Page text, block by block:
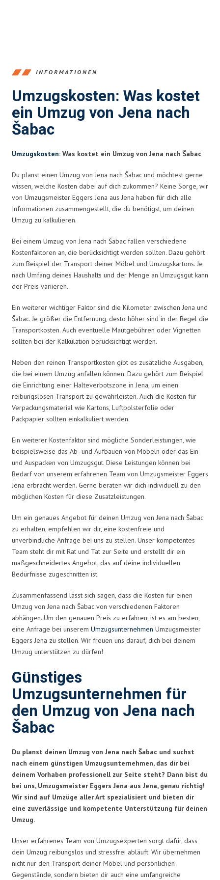
INFORMATIONEN
Umzugskosten: Was kostet
ein Umzug von Jena nach
Šabac
Umzugskosten: Was kostet ein Umzug von Jena nach Šabac
Du planst einen Umzug von Jena nach Šabac und möchtest gerne
wissen, welche Kosten dabei auf dich zukommen? Keine Sorge, wir
von Umzugsmeister Eggers Jena aus Jena haben für dich alle
Informationen zusammengestellt, die du benötigst, um deinen
Umzug zu kalkulieren.
Bei einem Umzug von Jena nach Šabac fallen verschiedene
Kostenfaktoren an, die berücksichtigt werden sollten. Dazu gehört
zum Beispiel der Transport deiner Möbel und Umzugskartons. Je
nach Umfang deines Haushalts und der Menge an Umzugsgut kann
der Preis variieren.
Ein weiterer wichtiger Faktor sind die Kilometer zwischen Jena und
Šabac. Je größer die Entfernung, desto höher sind in der Regel die
Transportkosten. Auch eventuelle Mautgebühren oder Vignetten
sollten bei der Kalkulation berücksichtigt werden.
Neben den reinen Transportkosten gibt es zusätzliche Ausgaben,
die bei einem Umzug anfallen können. Dazu gehört zum Beispiel
die Einrichtung einer Halteverbotszone in Jena, um einen
reibungslosen Transport zu gewährleisten. Auch die Kosten für
Verpackungsmaterial wie Kartons, Luftpolsterfolie oder
Packpapier sollten einkalkuliert werden.
Ein weiterer Kostenfaktor sind mögliche Sonderleistungen, wie
beispielsweise das Ab- und Aufbauen von Möbeln oder das Ein-
und Auspacken von Umzugsgut. Diese Leistungen können bei
Bedarf von unserem erfahrenen Team von Umzugsmeister Eggers
Jena erbracht werden. Gerne beraten wir dich individuell zu den
möglichen Kosten für diese Zusatzleistungen.
Um ein genaues Angebot für deinen Umzug von Jena nach Šabac
zu erhalten, empfehlen wir dir, eine kostenfreie und
unverbindliche Anfrage bei uns zu stellen. Unser kompetentes
Team steht dir mit Rat und Tat zur Seite und erstellt dir ein
maßgeschneidertes Angebot, das auf deine individuellen
Bedürfnisse zugeschnitten ist.
Zusammenfassend lässt sich sagen, dass die Kosten für einen
Umzug von Jena nach Šabac von verschiedenen Faktoren
abhängen. Um den genauen Preis zu erfahren, ist es am besten,
eine Anfrage bei unserem Umzugsunternehmen Umzugsmeister
Eggers Jena zu stellen. Wir freuen uns darauf, dich bei deinem
Umzug unterstützen zu dürfen!
Günstiges
Umzugsunternehmen für
den Umzug von Jena nach
Šabac
Du planst deinen Umzug von Jena nach Šabac und suchst
nach einem günstigen Umzugsunternehmen, das dir bei
deinem Vorhaben professionell zur Seite steht? Dann bist du
bei uns, Umzugsmeister Eggers Jena aus Jena, genau richtig!
Wir sind auf Umzüge aller Art spezialisiert und bieten dir
eine zuverlässige und kompetente Unterstützung für deinen
Umzug.
Unser erfahrenes Team von Umzugsexperten sorgt dafür, dass
dein Umzug reibungslos und stressfrei abläuft. Wir übernehmen
nicht nur den Transport deiner Möbel und persönlichen
Gegenstände, sondern bieten dir auch eine umfangreiche